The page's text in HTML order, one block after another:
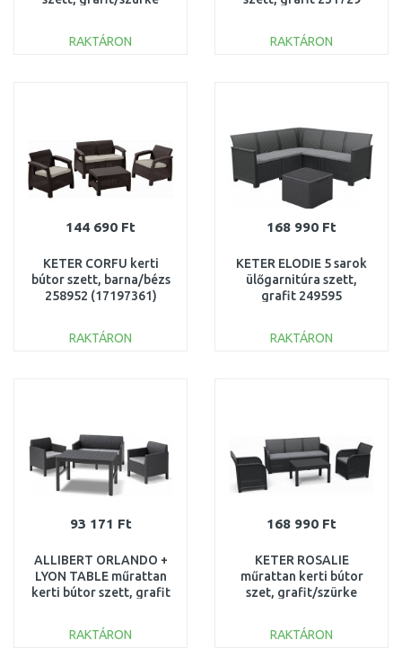
RAKTÁRON
RAKTÁRON
144 690 Ft
KETER CORFU kerti
bútor szett, barna/bézs
258952 (17197361)
RAKTÁRON
168 990 Ft
KETER ELODIE 5 sarok
ülőgarnitúra szett,
grafit 249595
RAKTÁRON
93 171 Ft
ALLIBERT ORLANDO +
LYON TABLE műrattan
kerti bútor szett, grafit
RAKTÁRON
168 990 Ft
KETER ROSALIE
műrattan kerti bútor
szet, grafit/szürke
RAKTÁRON